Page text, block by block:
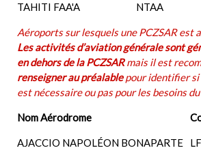
TAHITI FAA'A NTAA
Aéroports sur lesquels une PCZSAR est
Les activités d’aviation générale sont
en dehors de la PCZSARmais il est
renseigner au préalablepour identifier si
est nécessaire ou pas pour les besoins
Nom Aérodrome
AJACCIO NAPOLÉON BONAPARTE